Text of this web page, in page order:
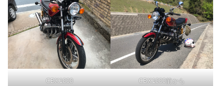
CBX1000 CBX1000前から